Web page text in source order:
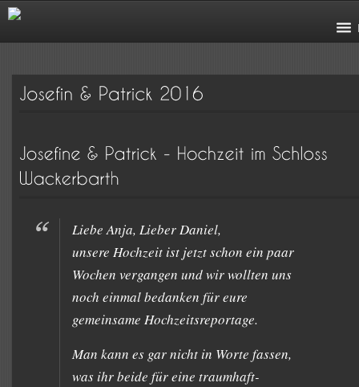
Liebe Anja, Lieber Daniel,
unsere Hochzeit ist jetzt schon ein paar
Wochen vergangen und wir wollten uns
noch einmal bedanken für eure
gemeinsame Hochzeitsreportage.
Man kann es gar nicht in Worte fassen,
was ihr beide für eine traumhaft-